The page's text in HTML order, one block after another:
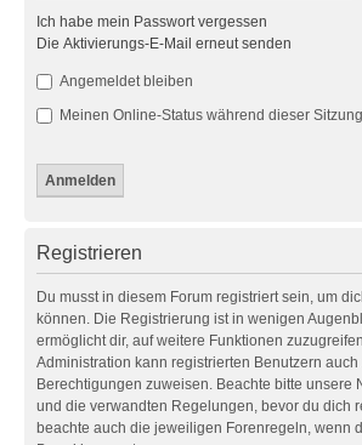
Ich habe mein Passwort vergessen
Die Aktivierungs-E-Mail erneut senden
Angemeldet bleiben
Meinen Online-Status während dieser
Registrieren
Du musst in diesem Forum registriert sein, um
können. Die Registrierung ist in wenigen
ermöglicht dir, auf weitere Funktionen
Administration kann registrierten Benutzern auch
Berechtigungen zuweisen. Beachte bitte unsere
und die verwandten Regelungen, bevor du dich
beachte auch die jeweiligen Forenregeln, wenn